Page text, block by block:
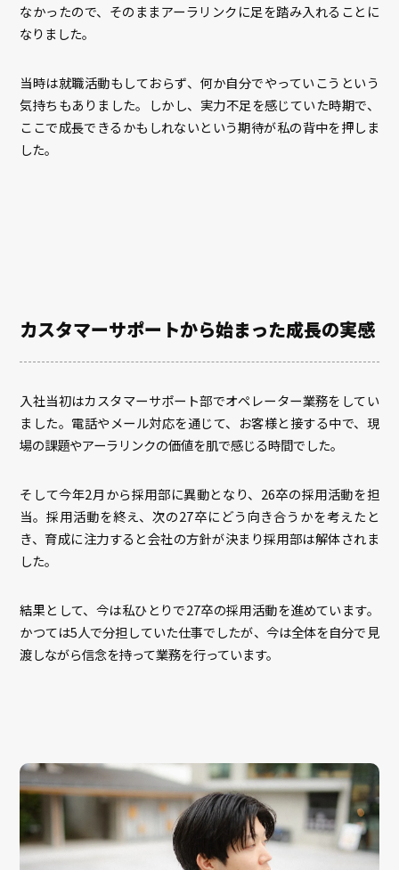
なかったので、そのままアーラリンクに足を踏み入れることに
なりました。
当時は就職活動もしておらず、何か自分でやっていこうという
気持ちもありました。しかし、実力不足を感じていた時期で、
ここで成長できるかもしれないという期待が私の背中を押しま
した。
カスタマーサポートから始まった成長の実感
入社当初はカスタマーサポート部でオペレーター業務をしてい
ました。電話やメール対応を通じて、お客様と接する中で、現
場の課題やアーラリンクの価値を肌で感じる時間でした。
そして今年2月から採用部に異動となり、26卒の採用活動を担
当。採用活動を終え、次の27卒にどう向き合うかを考えたと
き、育成に注力すると会社の方針が決まり採用部は解体されま
した。
結果として、今は私ひとりで27卒の採用活動を進めています。
かつては5人で分担していた仕事でしたが、今は全体を自分で見
渡しながら信念を持って業務を行っています。